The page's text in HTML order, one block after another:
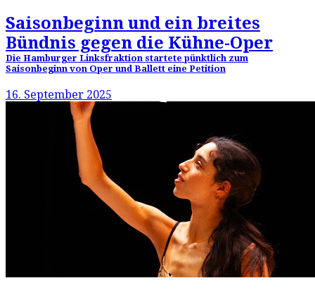
Saisonbeginn und ein breites
Bündnis gegen die Kühne-Oper
Die Hamburger Linksfraktion startete pünktlich zum
Saisonbeginn von Oper und Ballett eine Petition
16. September 2025